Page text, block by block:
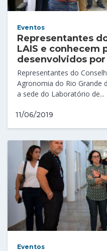
Eventos
Representantes
LAIS e conhecem
desenvolvidos
Representantes do
Agronomia do Rio Grande
a sede do Laboratório de...
11/06/2019
Eventos